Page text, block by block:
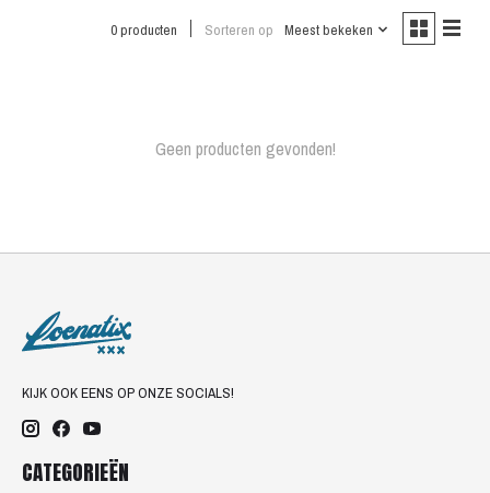
0 producten Sorteren op Meest bekeken
Geen producten gevonden!
KIJK OOK EENS OP ONZE SOCIALS!
CATEGORIEËN